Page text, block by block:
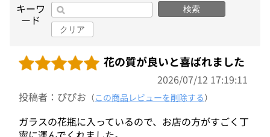
キーワ
ード
検索
クリア
花の質が良いと喜ばれました
2026/07/12 17:19:11
投稿者：ぴぴお （この商品レビューを削除する）
ガラスの花瓶に入っているので、お店の方がすごく丁